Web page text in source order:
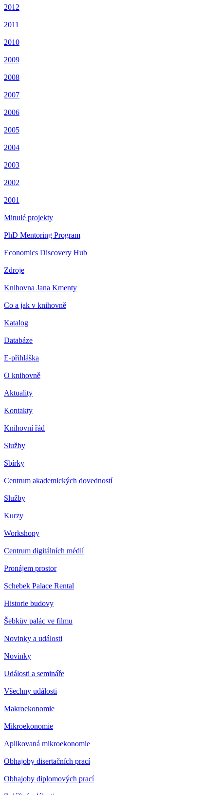
2012
2011
2010
2009
2008
2007
2006
2005
2004
2003
2002
2001
Minulé projekty
PhD Mentoring Program
Economics Discovery Hub
Zdroje
Knihovna Jana Kmenty
Co a jak v knihovně
Katalog
Databáze
E-přihláška
O knihovně
Aktuality
Kontakty
Knihovní řád
Služby
Sbírky
Centrum akademických dovedností
Služby
Kurzy
Workshopy
Centrum digitálních médií
Pronájem prostor
Schebek Palace Rental
Historie budovy
Šebkův palác ve filmu
Novinky a události
Novinky
Události a semináře
Všechny události
Makroekonomie
Mikroekonomie
Aplikovaná mikroekonomie
Obhajoby disertačních prací
Obhajoby diplomových prací